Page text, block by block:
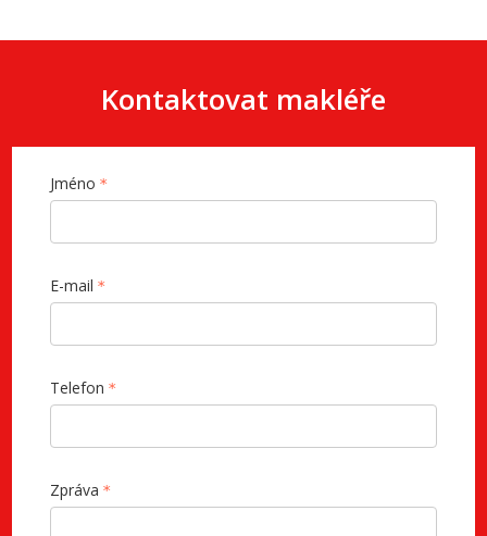
Kontaktovat makléře
Jméno
E-mail
Telefon
Zpráva